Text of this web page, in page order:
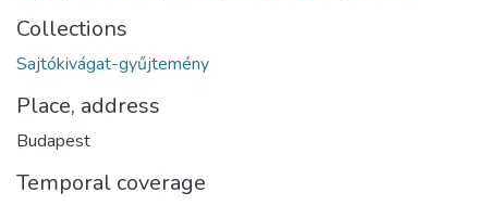
Collections
Sajtókivágat-gyűjtemény
Place, address
Budapest
Temporal coverage